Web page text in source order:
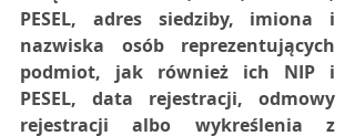
PESEL, adres siedziby, imiona i
nazwiska osób reprezentujących
podmiot, jak również ich NIP i
PESEL, data rejestracji, odmowy
rejestracji albo wykreślenia z